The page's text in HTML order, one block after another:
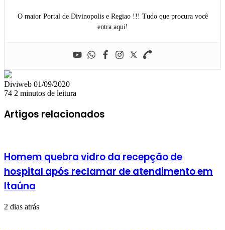
O maior Portal de Divinopolis e Regiao !!! Tudo que procura você
entra aqui!
Diviweb Mande
um
mail
01/09/2020
74 2 minutos de leitura
Artigos relacionados
Homem quebra vidro da recepção de
hospital após reclamar de atendimento em
Itaúna
2 dias atrás